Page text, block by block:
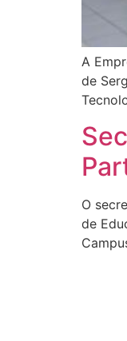
A
de
O
de